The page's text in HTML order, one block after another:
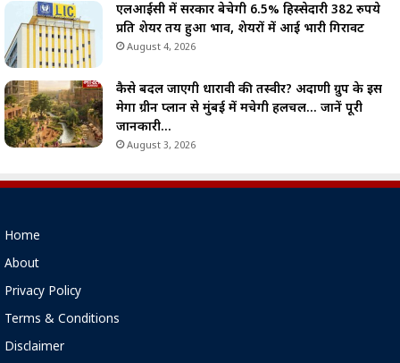
एलआईसी में सरकार बेचेगी 6.5% हिस्सेदारी 382 रुपये
प्रति शेयर तय हुआ भाव, शेयरों में आई भारी गिरावट
August 4, 2026
कैसे बदल जाएगी धारावी की तस्वीर? अदाणी ग्रुप के इस
मेगा ग्रीन प्लान से मुंबई में मचेगी हलचल… जानें पूरी
जानकारी…
August 3, 2026
Home
About
Privacy Policy
Terms & Conditions
Disclaimer